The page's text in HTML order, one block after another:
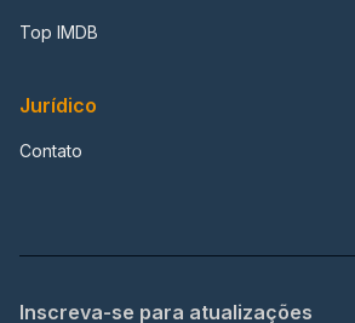
Top IMDB
Jurídico
Contato
Inscreva-se para atualizações